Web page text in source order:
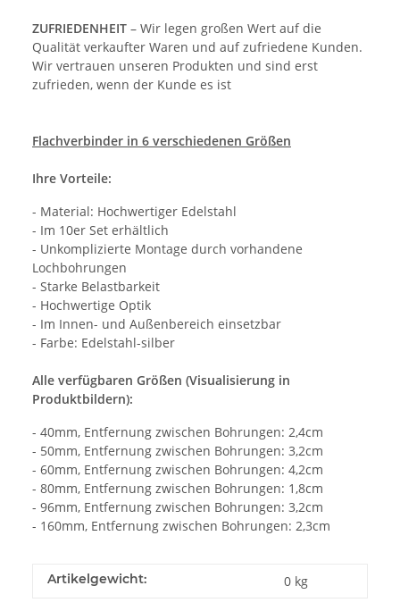
ZUFRIEDENHEIT – Wir legen großen Wert auf die
Qualität verkaufter Waren und auf zufriedene Kunden.
Wir vertrauen unseren Produkten und sind erst
zufrieden, wenn der Kunde es ist
Flachverbinder in 6 verschiedenen Größen
Ihre Vorteile:
- Material: Hochwertiger Edelstahl
- Im 10er Set erhältlich
- Unkomplizierte Montage durch vorhandene
Lochbohrungen
- Starke Belastbarkeit
- Hochwertige Optik
- Im Innen- und Außenbereich einsetzbar
- Farbe: Edelstahl-silber
Alle verfügbaren Größen (Visualisierung in
Produktbildern):
- 40mm, Entfernung zwischen Bohrungen: 2,4cm
- 50mm, Entfernung zwischen Bohrungen: 3,2cm
- 60mm, Entfernung zwischen Bohrungen: 4,2cm
- 80mm, Entfernung zwischen Bohrungen: 1,8cm
- 96mm, Entfernung zwischen Bohrungen: 3,2cm
- 160mm, Entfernung zwischen Bohrungen: 2,3cm
Artikelgewicht: 0 kg